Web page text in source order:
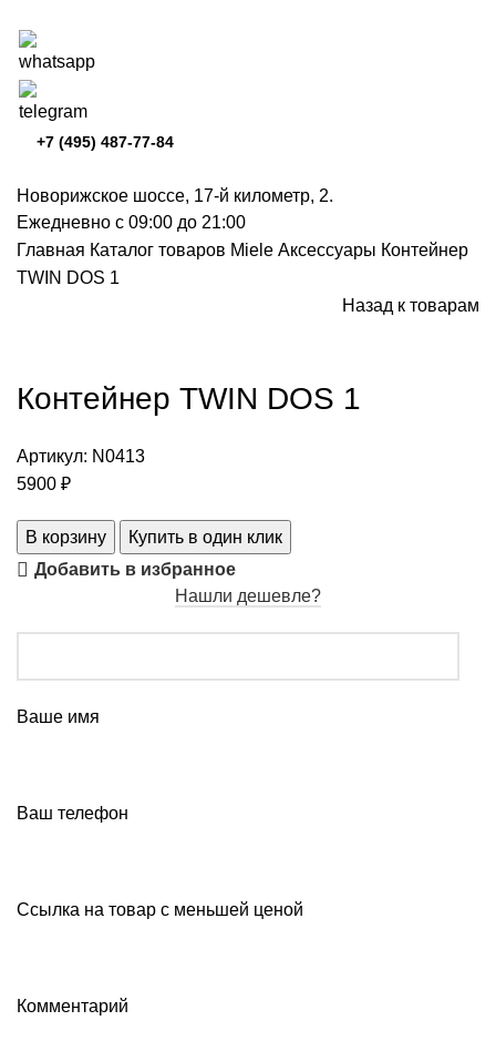
+7 (495) 487-77-84
Новорижское шоссе, 17-й километр, 2.
Ежедневно с 09:00 до 21:00
Главная Каталог товаров Miele Аксессуары Контейнер
TWIN DOS 1
Назад к товарам
Контейнер TWIN DOS 1
Артикул: N0413
5900 ₽
В корзину
Купить в один клик
Добавить в избранное
Нашли дешевле?
Ваше имя
Ваш телефон
Ссылка на товар с меньшей ценой
Комментарий